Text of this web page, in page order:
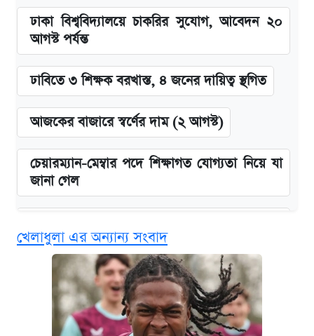
ঢাকা বিশ্ববিদ্যালয়ে চাকরির সুযোগ, আবেদন ২০
আগস্ট পর্যন্ত
ঢাবিতে ৩ শিক্ষক বরখাস্ত, ৪ জনের দায়িত্ব স্থগিত
আজকের বাজারে স্বর্ণের দাম (২ আগস্ট)
চেয়ারম্যান-মেম্বার পদে শিক্ষাগত যোগ্যতা নিয়ে যা
জানা গেল
ভাতা
ঢাবির সূর্যসেন হলে সমকামিতার অভিযোগে দুইজন
আটক
খেলাধুলা এর অন্যান্য সংবাদ